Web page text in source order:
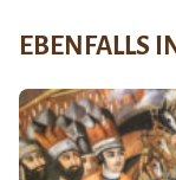
EBENFALLS